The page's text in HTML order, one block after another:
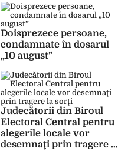
Doisprezece persoane,
condamnate în dosarul
„10 august”
Judecătorii din Biroul
Electoral Central pentru
alegerile locale vor
desemnaţi prin tragere la